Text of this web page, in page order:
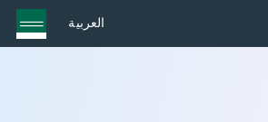
العربية